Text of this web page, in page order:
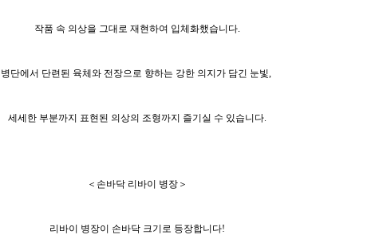
작품 속 의상을 그대로 재현하여 입체화했습니다.
병단에서 단련된 육체와 전장으로 향하는 강한 의지가 담긴 눈빛,
세세한 부분까지 표현된 의상의 조형까지 즐기실 수 있습니다.
＜손바닥 리바이 병장＞
리바이 병장이 손바닥 크기로 등장합니다!